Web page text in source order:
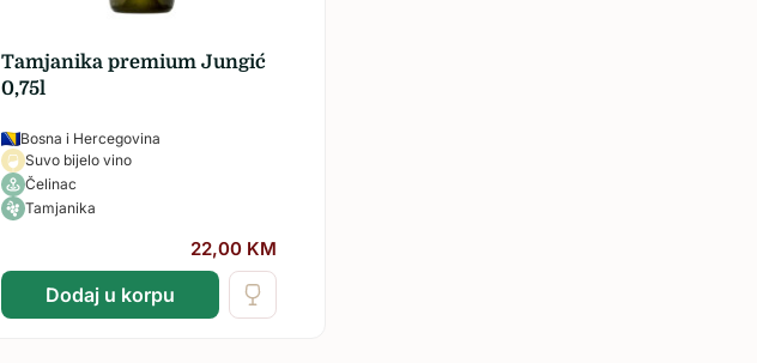
Tamjanika premium Jungić
0,75l
Bosna i Hercegovina
Suvo bijelo vino
Čelinac
Tamjanika
22,00 KM
Dodaj u korpu